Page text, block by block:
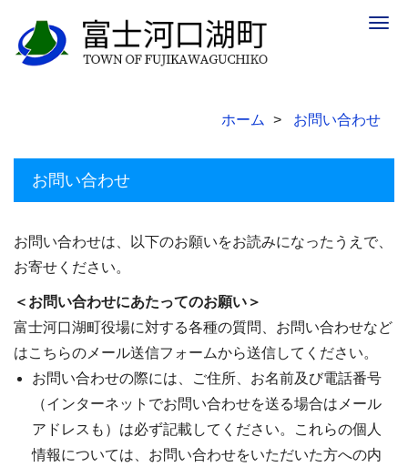
ホーム お問い合わせ
お問い合わせ
お問い合わせは、以下のお願いをお読みになったうえで、
お寄せください。
＜お問い合わせにあたってのお願い＞
富士河口湖町役場に対する各種の質問、お問い合わせなど
はこちらのメール送信フォームから送信してください。
お問い合わせの際には、ご住所、お名前及び電話番号
（インターネットでお問い合わせを送る場合はメール
アドレスも）は必ず記載してください。これらの個人
情報については、お問い合わせをいただいた方への内